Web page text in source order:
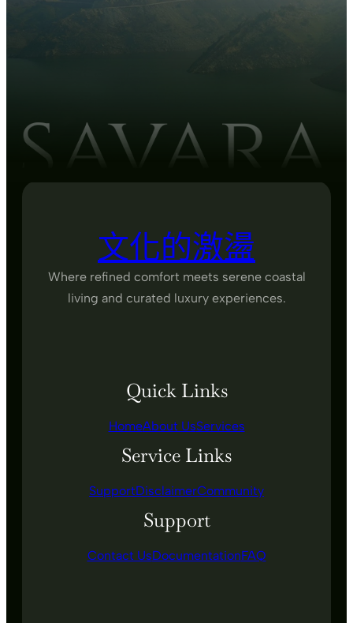
文化的激盪
Where refined comfort meets serene coastal
living and curated luxury experiences.
Quick Links
HomeAbout UsServices
Service Links
SupportDisclaimerCommunity
Support
Contact UsDocumentationFAQ